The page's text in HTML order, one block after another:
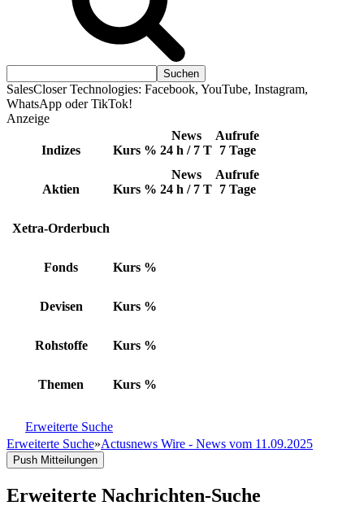
SalesCloser Technologies: Facebook, YouTube, Instagram,
WhatsApp oder TikTok!
Anzeige
Indizes Kurs %
News
24 h / 7 T
Aufrufe
7 Tage
Aktien Kurs %
News
24 h / 7 T
Aufrufe
7 Tage
Xetra-Orderbuch
Fonds Kurs %
Devisen Kurs %
Rohstoffe Kurs %
Themen Kurs %
Erweiterte Suche
Erweiterte Suche»Actusnews Wire - News vom 11.09.2025
Push Mitteilungen
Erweiterte Nachrichten-Suche